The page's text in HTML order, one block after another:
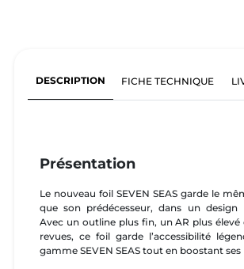
DESCRIPTION FICHE TECHNIQUE
Présentation
Le nouveau foil SEVEN SEAS garde le
que son prédécesseur, dans un design
Avec un outline plus fin, un AR plus élevé
revues, ce foil garde l’accessibilité
gamme SEVEN SEAS tout en boostant